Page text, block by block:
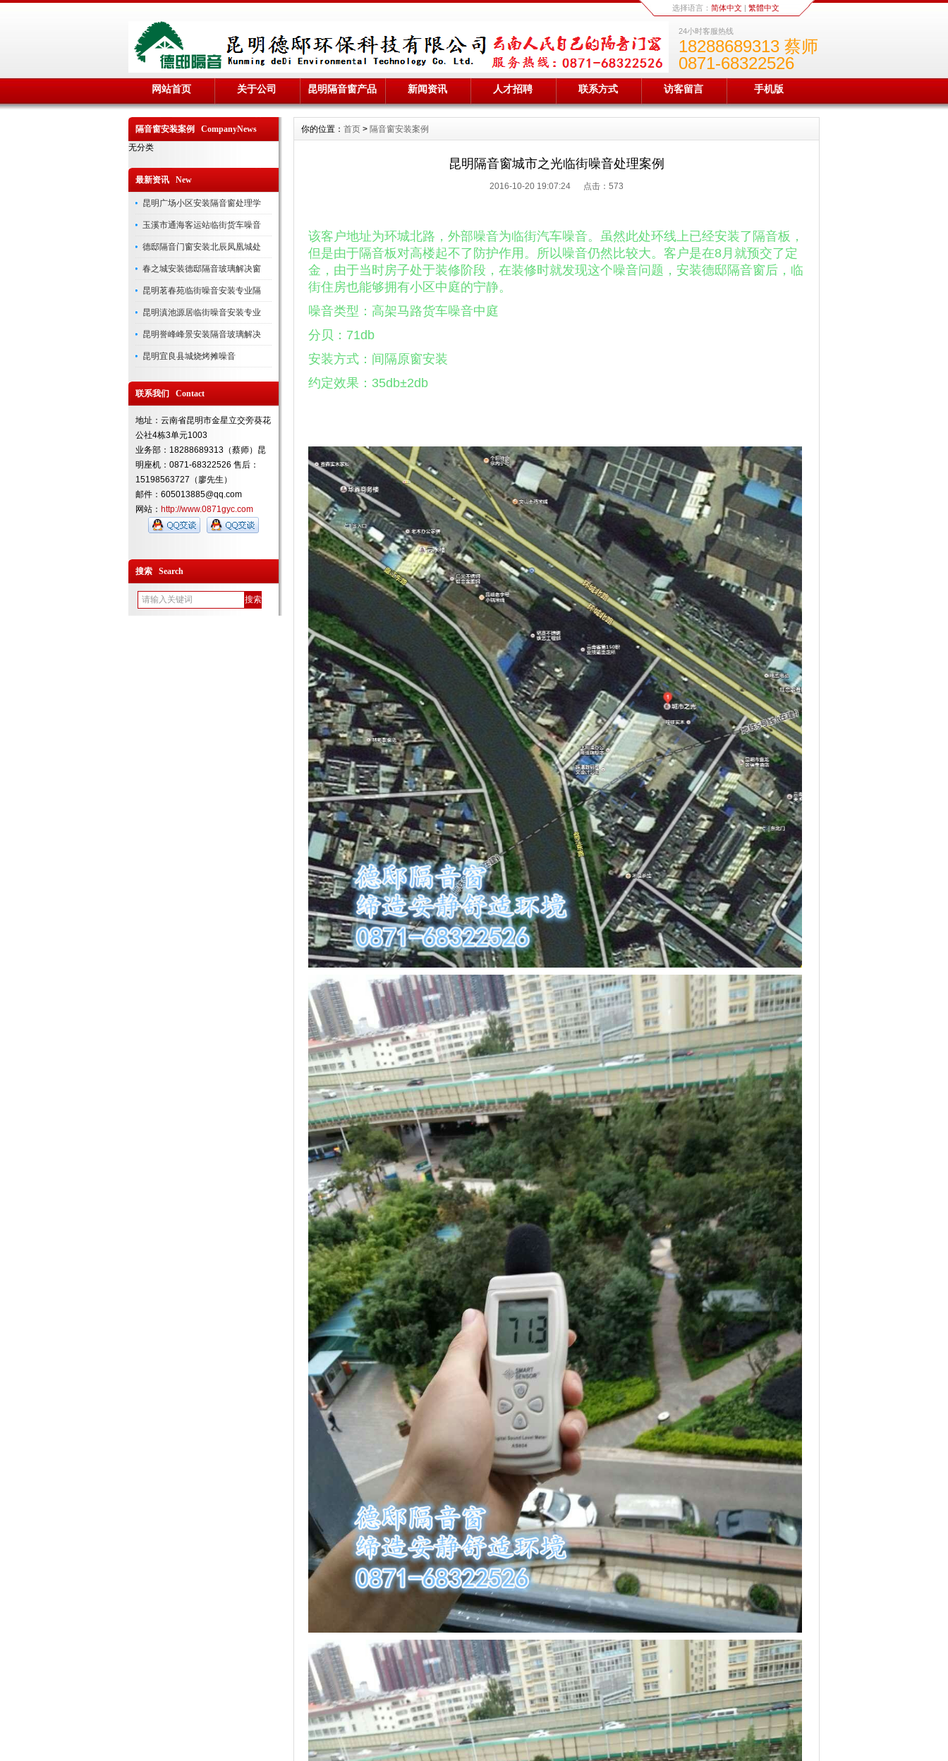
选择语言： 简体中文| 繁體中文
24小时客服热线
18288689313 蔡师
0871-68322526
网站首页 关于公司 昆明隔音窗产品 新闻资讯 人才招聘 联系方式 访客留言 手机版
隔音窗安装案例 CompanyNews
无分类
最新资讯 New
昆明广场小区安装隔音窗处理学
玉溪市通海客运站临街货车噪音
德邸隔音门窗安装北辰凤凰城处
春之城安装德邸隔音玻璃解决窗
昆明茗春苑临街噪音安装专业隔
昆明滇池源居临街噪音安装专业
昆明誉峰峰景安装隔音玻璃解决
昆明宜良县城烧烤摊噪音
联系我们 Contact
地址：云南省昆明市金星立交旁葵花
公社4栋3单元1003
业务部：18288689313（蔡师）昆
明座机：0871-68322526 售后：
15198563727（廖先生）
邮件：605013885@qq.com
网站： http://www.0871gyc.com
搜索 Search
你的位置： 首页 > 隔音窗安装案例
昆明隔音窗城市之光临街噪音处理案例
2016-10-20 19:07:24 点击： 573
该客户地址为环城北路，外部噪音为临街汽车噪音。虽然此处环线上已经安装了隔音板，
但是由于隔音板对高楼起不了防护作用。所以噪音仍然比较大。客户是在8月就预交了定
金，由于当时房子处于装修阶段，在装修时就发现这个噪音问题，安装德邸隔音窗后，临
街住房也能够拥有小区中庭的宁静。
噪音类型：高架马路货车噪音中庭
分贝：71db
安装方式：间隔原窗安装
约定效果：35db±2db